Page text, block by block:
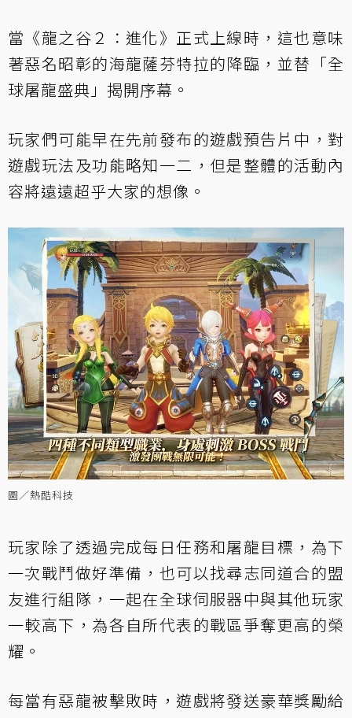
當《龍之谷２：進化》正式上線時，這也意味
著惡名昭彰的海龍薩芬特拉的降臨，並替「全
球屠龍盛典」揭開序幕。
玩家們可能早在先前發布的遊戲預告片中，對
遊戲玩法及功能略知一二，但是整體的活動內
容將遠遠超乎大家的想像。
圖／熱酷科技
玩家除了透過完成每日任務和屠龍目標，為下
一次戰鬥做好準備，也可以找尋志同道合的盟
友進行組隊，一起在全球伺服器中與其他玩家
一較高下，為各自所代表的戰區爭奪更高的榮
耀。
每當有惡龍被擊敗時，遊戲將發送豪華獎勵給